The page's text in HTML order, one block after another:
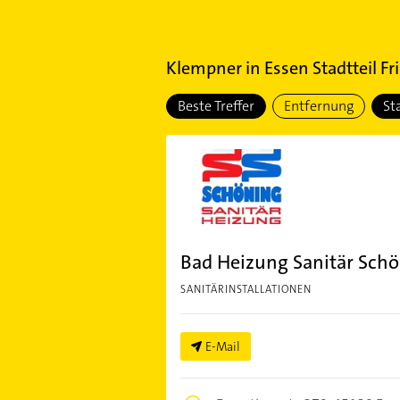
Klempnerin Essen Stadtteil
Beste Treffer Entfernung
Bad Heizung Sanitär
SANITÄRINSTALLATIONEN
E-Mail